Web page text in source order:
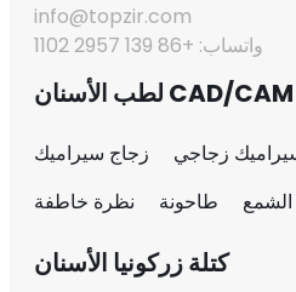
info@topzir.com
واتساب: +86 139 2957 1102
زجاجي
زجاج سيراميك
الشمع طاحونة نظرة خاطفة
كتلة زركونيا الأسنان